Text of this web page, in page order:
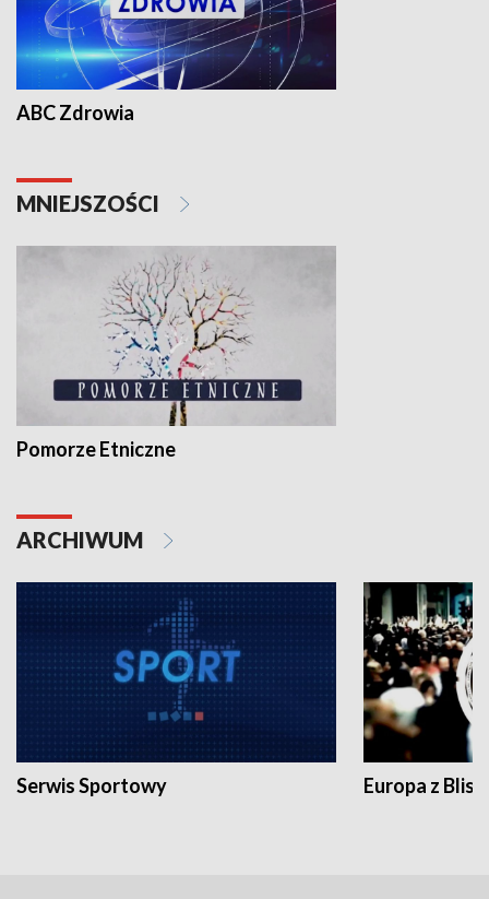
ABC Zdrowia
MNIEJSZOŚCI
Pomorze Etniczne
ARCHIWUM
Serwis Sportowy Europa z